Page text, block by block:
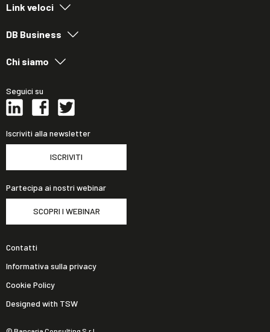
Link veloci
DB Business
Chi siamo
Seguici su
Iscriviti alla newsletter
ISCRIVITI
Partecipa ai nostri webinar
SCOPRI I WEBINAR
Contatti
Informativa sulla privacy
Cookie Policy
Designed with TSW